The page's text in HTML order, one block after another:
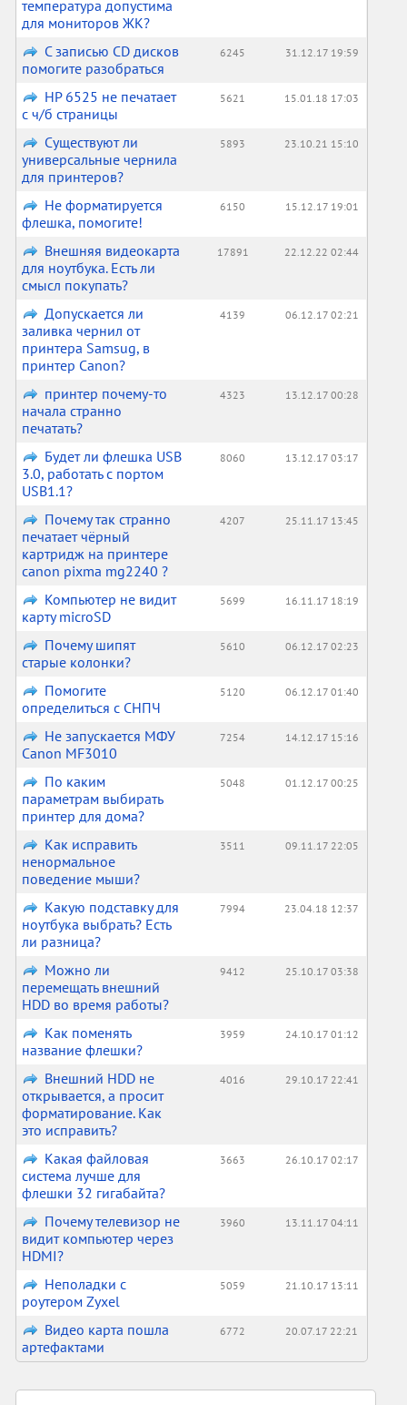
температура допустима
для мониторов ЖК?
С записью CD дисков
помогите разобраться
6245 31.12.17 19:59
HP 6525 не печатает
с ч/б страницы
5621 15.01.18 17:03
Существуют ли
универсальные чернила
для принтеров?
5893 23.10.21 15:10
Не форматируется
флешка, помогите!
6150 15.12.17 19:01
Внешняя видеокарта
для ноутбука. Есть ли
смысл покупать?
17891 22.12.22 02:44
Допускается ли
заливка чернил от
принтера Samsug, в
принтер Canon?
4139 06.12.17 02:21
принтер почему-то
начала странно
печатать?
4323 13.12.17 00:28
Будет ли флешка USB
3.0, работать с портом
USB1.1?
8060 13.12.17 03:17
Почему так странно
печатает чёрный
картридж на принтере
canon pixma mg2240 ?
4207 25.11.17 13:45
Компьютер не видит
карту microSD
5699 16.11.17 18:19
Почему шипят
старые колонки?
5610 06.12.17 02:23
Помогите
определиться с СНПЧ
5120 06.12.17 01:40
Не запускается МФУ
Canon MF3010
7254 14.12.17 15:16
По каким
параметрам выбирать
принтер для дома?
5048 01.12.17 00:25
Как исправить
ненормальное
поведение мыши?
3511 09.11.17 22:05
Какую подставку для
ноутбука выбрать? Есть
ли разница?
7994 23.04.18 12:37
Можно ли
перемещать внешний
HDD во время работы?
9412 25.10.17 03:38
Как поменять
название флешки?
3959 24.10.17 01:12
Внешний HDD не
открывается, а просит
форматирование. Как
это исправить?
4016 29.10.17 22:41
Какая файловая
система лучше для
флешки 32 гигабайта?
3663 26.10.17 02:17
Почему телевизор не
видит компьютер через
HDMI?
3960 13.11.17 04:11
Неполадки с
роутером Zyxel
5059 21.10.17 13:11
Видео карта пошла
артефактами
6772 20.07.17 22:21